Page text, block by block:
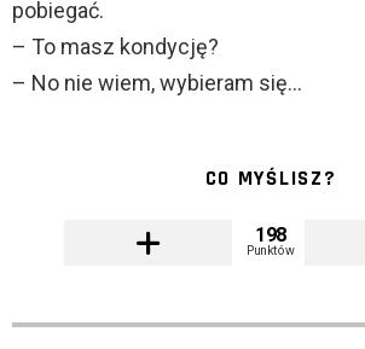
pobiegać.
– To masz kondycję?
– No nie wiem, wybieram się…
CO MYŚLISZ?
198
Punktów